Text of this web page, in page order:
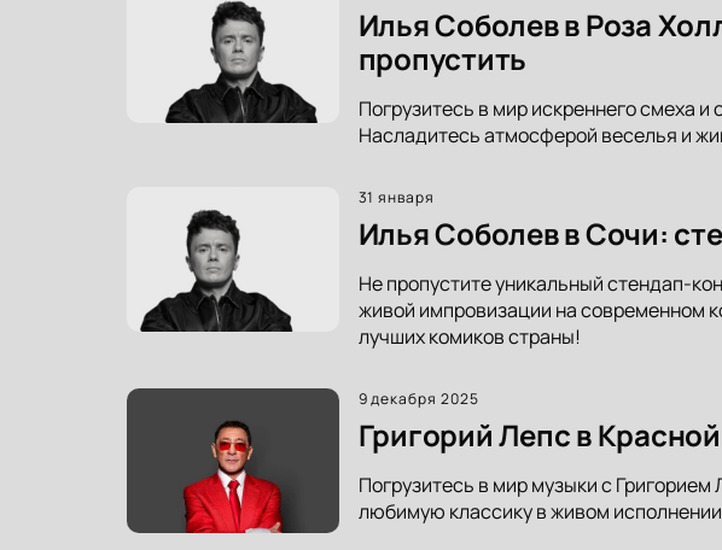
Илья Соболев в Роза
пропустить
Погрузитесь в мир искреннего смеха
Насладитесь атмосферой веселья и
31 января
Илья Соболев в Сочи:
Не пропустите уникальный стендап-
живой импровизации на современном
лучших комиков страны!
9 декабря 2025
Григорий Лепс в
Погрузитесь в мир музыки с
любимую классику в живом